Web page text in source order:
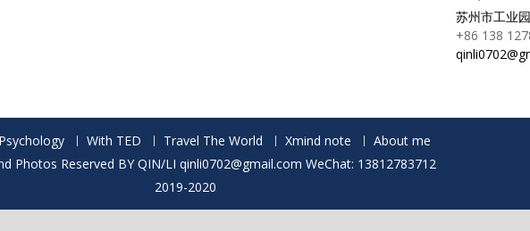
苏州市工业
+86 138
Psychology With TED Travel The World Xmind note
About me
Photos Reserved BY QIN/LI qinli0702@gmail.com WeChat: 13812783712
2019-2020